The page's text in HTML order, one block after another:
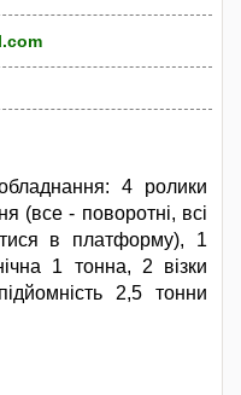
4 ролики
(все - поворотні, всі
в платформу), 1
1 тонна, 2 візки
2,5 тонни